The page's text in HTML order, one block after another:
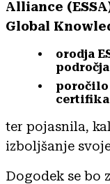
Alliance
Global
orodja
ter pojasnila,
izboljšanje
Dogodek se bo